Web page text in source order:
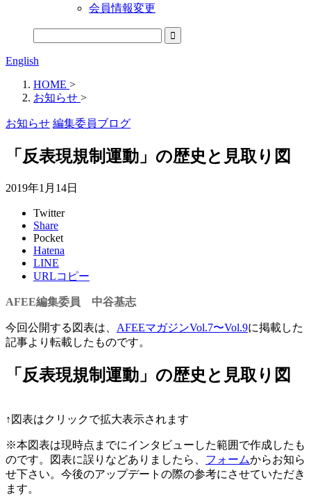
会員情報変更
English
HOME >
お知らせ >
お知らせ 編集委員ブログ
「反表現規制運動」の歴史と見取り図
2019年1月14日
Twitter
Share
Pocket
Hatena
LINE
URLコピー
AFEE編集委員 中谷基志
今回公開する図表は、 AFEEマガジンVol.7〜Vol.9に掲載した
記事より転載したものです。
「反表現規制運動」の歴史と見取り図
↑図表はクリックで拡大表示されます
※本図表は現時点までにインタビューした範囲で作成したも
のです。図表に誤りなどありましたら、 フォームからお知ら
せ下さい。今後のアップデートの際の参考にさせていただき
ます。